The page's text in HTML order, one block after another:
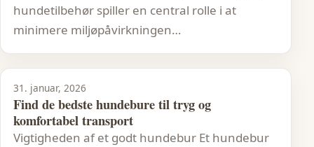
hundetilbehør spiller en central rolle i at
minimere miljøpåvirkningen…
31. januar, 2026
Find de bedste hundebure til tryg og
komfortabel transport
Vigtigheden af et godt hundebur Et hundebur